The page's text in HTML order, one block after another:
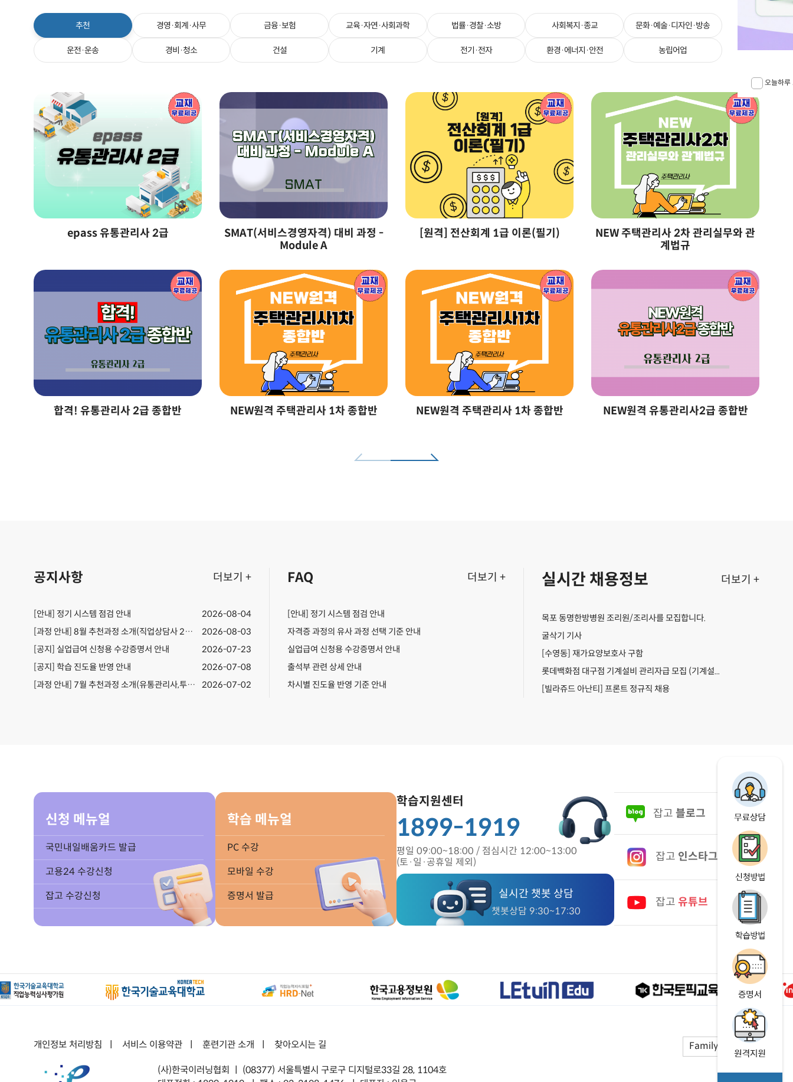
추천 경영·회계·사무 금융·보험 교육·자연·사회과학 법률·경찰·소방 사회복지·종교 문화·예술·디자인·방송
운전·운송 경비·청소 건설 기계 전기·전자 환경·에너지·안전 농립어업
epass 유통관리사 2급
SMAT(서비스경영자격) 대비 과정 -
Module A
[원격] 전산회계 1급 이론(필기)
NEW 주택관리사 2차 관리실무와 관
계법규
합격! 유통관리사 2급 종합반 NEW원격 주택관리사 1차 종합반 NEW원격 주택관리사 1차 종합반 NEW원격 유통관리사2급 종합반
공지사항 더보기 +
[안내] 정기 시스템 점검 안내
2026-08-04
[과정 안내] 8월 추천과정 소개(직업상담사 2급,전산회계)
2026-08-03
[공지] 실업급여 신청용 수강증명서 안내
2026-07-23
[공지] ​학습 진도율 반영 안내
2026-07-08
[과정 안내] 7월 추천과정 소개(유통관리사,투자자산운용사)
2026-07-02
FAQ 더보기 +
[안내] 정기 시스템 점검 안내
자격증 과정의 유사 과정 선택 기준 안내
실업급여 신청용 수강증명서 안내
출석부 관련 상세 안내
차시별 진도율 반영 기준 안내
실시간 채용정보 더보기 +
목포 동명한방병원 조리원/조리사를 모집합니다.
굴삭기 기사
[수영동] 재가요양보호사 구함
롯데백화점 대구점 기계설비 관리자급 모집 (기계설...
[빌라쥬드 아난티] 프론트 정규직 채용
신청 메뉴얼
국민내일배움카드 발급
고용24 수강신청
잡고 수강신청
학습 메뉴얼
PC 수강
모바일 수강
증명서 발급
학습지원센터
1899-1919
평일 09:00~18:00 / 점심시간 12:00~13:00
(토·일·공휴일 제외)
실시간 챗봇 상담
챗봇상담 9:30~17:30
잡고 블로그
잡고 인스타그램
잡고 유튜브
개인정보 처리방침 ㅣ 서비스 이용약관 ㅣ 훈련기관 소개 ㅣ 찾아오시는 길
(사)한국이러닝협회 ㅣ (08377) 서울특별시 구로구 디지털로33길 28, 1104호
Family Site
오늘하루